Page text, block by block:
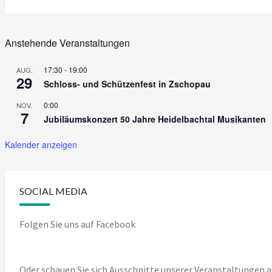
Anstehende Veranstaltungen
AUG.
29
17:30 - 19:00
Schloss- und Schützenfest in Zschopau
NOV.
7
0:00
Jubiläumskonzert 50 Jahre Heidelbachtal Musikanten
Kalender anzeigen
SOCIAL MEDIA
Folgen Sie uns auf Facebook